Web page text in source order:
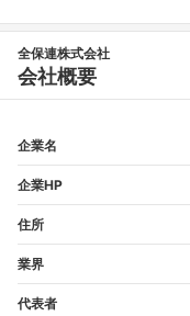
全保連株式会社
会社概要
企業名
企業HP
住所
業界
代表者